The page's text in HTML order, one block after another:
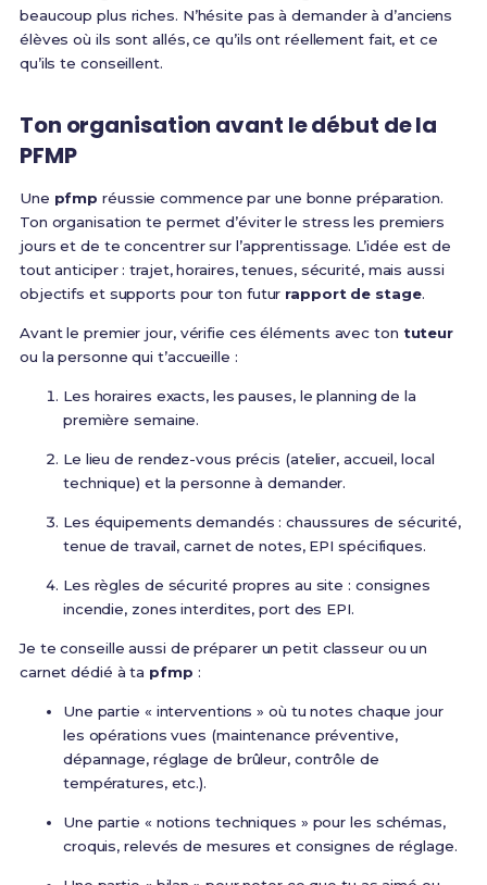
beaucoup plus riches. N’hésite pas à demander à d’anciens
élèves où ils sont allés, ce qu’ils ont réellement fait, et ce
qu’ils te conseillent.
Ton organisation avant le début de la
PFMP
Une pfmp réussie commence par une bonne préparation.
Ton organisation te permet d’éviter le stress les premiers
jours et de te concentrer sur l’apprentissage. L’idée est de
tout anticiper : trajet, horaires, tenues, sécurité, mais aussi
objectifs et supports pour ton futur rapport de stage.
Avant le premier jour, vérifie ces éléments avec ton tuteur
ou la personne qui t’accueille :
Les horaires exacts, les pauses, le planning de la
première semaine.
Le lieu de rendez-vous précis (atelier, accueil, local
technique) et la personne à demander.
Les équipements demandés : chaussures de sécurité,
tenue de travail, carnet de notes, EPI spécifiques.
Les règles de sécurité propres au site : consignes
incendie, zones interdites, port des EPI.
Je te conseille aussi de préparer un petit classeur ou un
carnet dédié à ta pfmp :
Une partie « interventions » où tu notes chaque jour
les opérations vues (maintenance préventive,
dépannage, réglage de brûleur, contrôle de
températures, etc.).
Une partie « notions techniques » pour les schémas,
croquis, relevés de mesures et consignes de réglage.